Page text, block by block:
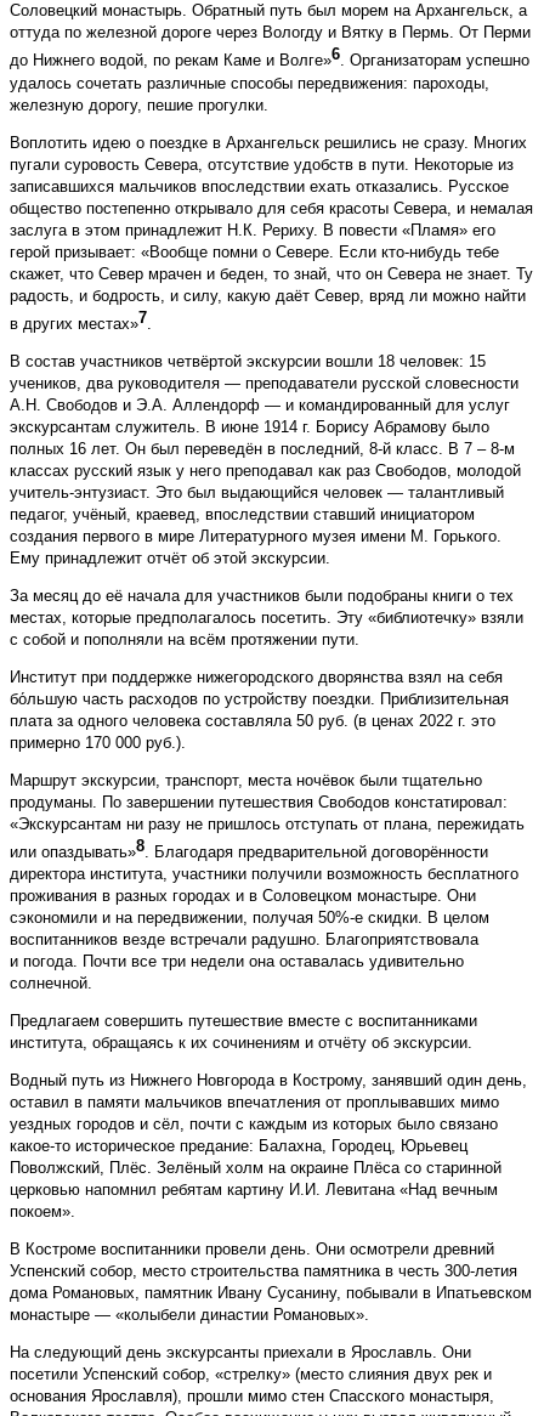
Соловецкий монастырь. Обратный путь был морем на Архангельск, а
оттуда по железной дороге через Вологду и Вятку в Пермь. От Перми
до Нижнего водой, по рекам Каме и Волге»6. Организаторам успешно
удалось сочетать различные способы передвижения: пароходы,
железную дорогу, пешие прогулки.
Воплотить идею о поездке в Архангельск решились не сразу. Многих
пугали суровость Севера, отсутствие удобств в пути. Некоторые из
записавшихся мальчиков впоследствии ехать отказались. Русское
общество постепенно открывало для себя красоты Севера, и немалая
заслуга в этом принадлежит Н.К. Рериху. В повести «Пламя» его
герой призывает: «Вообще помни о Севере. Если кто-нибудь тебе
скажет, что Север мрачен и беден, то знай, что он Севера не знает. Ту
радость, и бодрость, и силу, какую даёт Север, вряд ли можно найти
в других местах»7.
В состав участников четвёртой экскурсии вошли 18 человек: 15
учеников, два руководителя — преподаватели русской словесности
А.Н. Свободов и Э.А. Аллендорф — и командированный для услуг
экскурсантам служитель. В июне 1914 г. Борису Абрамову было
полных 16 лет. Он был переведён в последний, 8-й класс. В 7 – 8-м
классах русский язык у него преподавал как раз Свободов, молодой
учитель-энтузиаст. Это был выдающийся человек — талантливый
педагог, учёный, краевед, впоследствии ставший инициатором
создания первого в мире Литературного музея имени М. Горького.
Ему принадлежит отчёт об этой экскурсии.
За месяц до её начала для участников были подобраны книги о тех
местах, которые предполагалось посетить. Эту «библиотечку» взяли
с собой и пополняли на всём протяжении пути.
Институт при поддержке нижегородского дворянства взял на себя
бо́льшую часть расходов по устройству поездки. Приблизительная
плата за одного человека составляла 50 руб. (в ценах 2022 г. это
примерно 170 000 руб.).
Маршрут экскурсии, транспорт, места ночёвок были тщательно
продуманы. По завершении путешествия Свободов констатировал:
«Экскурсантам ни разу не пришлось отступать от плана, пережидать
или опаздывать»8. Благодаря предварительной договорённости
директора института, участники получили возможность бесплатного
проживания в разных городах и в Соловецком монастыре. Они
сэкономили и на передвижении, получая 50%-е скидки. В целом
воспитанников везде встречали радушно. Благоприятствовала
и погода. Почти все три недели она оставалась удивительно
солнечной.
Предлагаем совершить путешествие вместе с воспитанниками
института, обращаясь к их сочинениям и отчёту об экскурсии.
Водный путь из Нижнего Новгорода в Кострому, занявший один день,
оставил в памяти мальчиков впечатления от проплывавших мимо
уездных городов и сёл, почти с каждым из которых было связано
какое-то историческое предание: Балахна, Городец, Юрьевец
Поволжский, Плёс. Зелёный холм на окраине Плёса со старинной
церковью напомнил ребятам картину И.И. Левитана «Над вечным
покоем».
В Костроме воспитанники провели день. Они осмотрели древний
Успенский собор, место строительства памятника в честь 300-летия
дома Романовых, памятник Ивану Сусанину, побывали в Ипатьевском
монастыре — «колыбели династии Романовых».
На следующий день экскурсанты приехали в Ярославль. Они
посетили Успенский собор, «стрелку» (место слияния двух рек и
основания Ярославля), прошли мимо стен Спасского монастыря,